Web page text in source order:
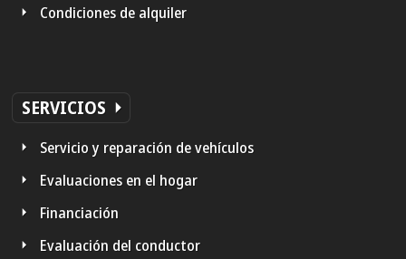
Condiciones de alquiler
SERVICIOS
Servicio y reparación de vehículos
Evaluaciones en el hogar
Financiación
Evaluación del conductor